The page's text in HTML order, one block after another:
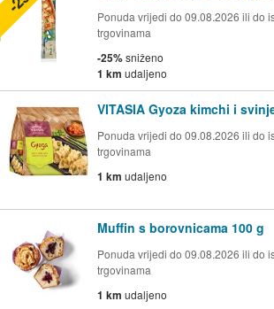
Ponuda vrijedi do 09.08.2026 ili do
trgovinama
-25%sniženo
1 km udaljeno
VITASIA Gyoza kimchi i
Ponuda vrijedi do 09.08.2026 ili do
trgovinama
1 km udaljeno
Muffin s borovnicama 100 g
Ponuda vrijedi do 09.08.2026 ili do
trgovinama
1 km udaljeno